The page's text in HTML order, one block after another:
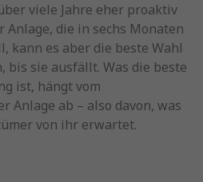
viele Jahre eher proaktiv
Anlage, die in sechs Monaten
kann es aber die beste Wahl
bis sie ausfällt. Was die beste
ist, hängt vom
Anlage ab – also davon, was
von ihr erwartet.